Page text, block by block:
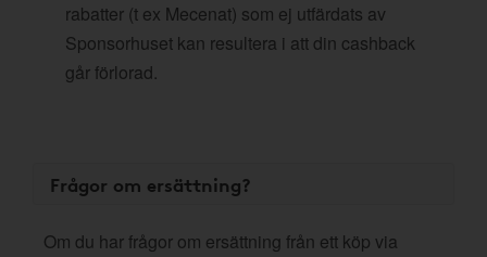
rabatter (t ex Mecenat) som ej utfärdats av
Sponsorhuset kan resultera i att din cashback
går förlorad.
Frågor om ersättning?
Om du har frågor om ersättning från ett köp via